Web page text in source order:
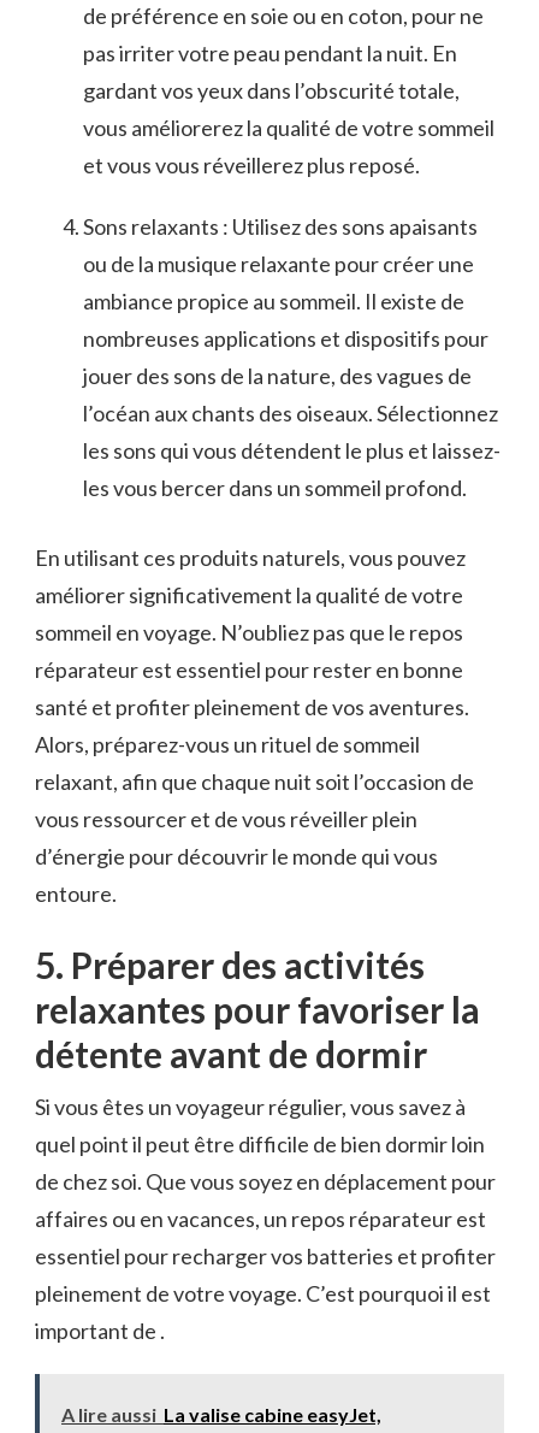
de préférence ‍en soie ou en coton, pour ne
⁢pas ⁤irriter votre peau pendant la nuit. En
gardant ‍vos​ yeux dans l’obscurité totale,
vous améliorerez la qualité de votre⁣ sommeil
et vous vous réveillerez plus reposé.
Sons relaxants : Utilisez des sons apaisants
ou de la musique ​relaxante pour créer une
ambiance propice au sommeil. Il existe de
nombreuses applications ​et dispositifs pour
jouer des sons de la nature, des vagues ⁢de
l’océan aux chants​ des ⁤oiseaux. ‍Sélectionnez
les sons qui vous‍ détendent le plus et laissez-
les vous bercer dans un sommeil profond.
En utilisant ces produits naturels, vous pouvez
améliorer significativement la qualité de votre
sommeil en voyage. N’oubliez pas ⁣que le repos
réparateur est essentiel pour ‌rester en bonne
santé ‍et profiter pleinement de vos aventures.
Alors, préparez-vous⁢ un rituel de sommeil
relaxant, afin que⁢ chaque nuit soit l’occasion de ​
vous ressourcer et de vous réveiller ‌plein
d’énergie pour découvrir le monde qui‌ vous
entoure.
5. Préparer ‌des activités
relaxantes‌ pour favoriser la
détente ⁣avant de dormir
Si vous êtes un voyageur régulier, vous savez à
quel point il peut​ être difficile de bien dormir loin
de chez‍ soi. Que vous soyez en déplacement pour
affaires ou en ⁣vacances, un ⁤repos réparateur est
essentiel pour recharger vos batteries et profiter
pleinement de votre voyage. C’est pourquoi il est ​
important​ de .
A lire aussi La valise cabine easyJet,